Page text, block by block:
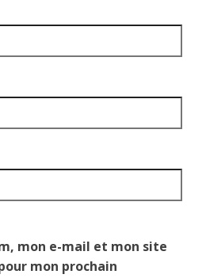
mon e-mail et mon site
mon prochain